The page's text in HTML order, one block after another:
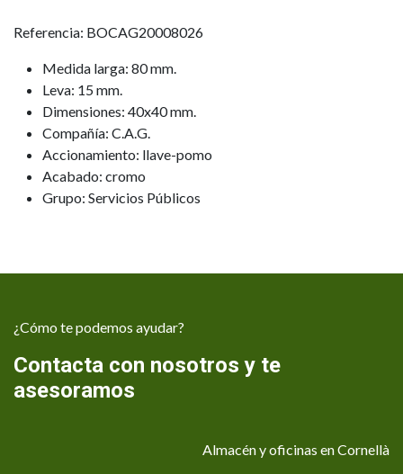
Referencia: BOCAG20008026
Medida larga: 80 mm.
Leva: 15 mm.
Dimensiones: 40x40 mm.
Compañía: C.A.G.
Accionamiento: llave-pomo
Acabado: cromo
Grupo: Servicios Públicos
¿Cómo te podemos ayudar?
Contacta con nosotros y te
asesoramos
Almacén y oficinas en Cornellà